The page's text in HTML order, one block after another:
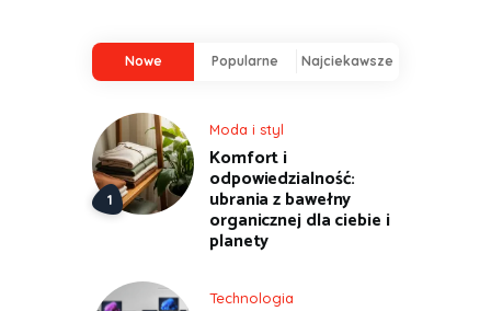
Nowe Popularne Najciekawsze
Moda i styl
Komfort i
odpowiedzialność:
ubrania z bawełny
organicznej dla ciebie i
planety
Technologia